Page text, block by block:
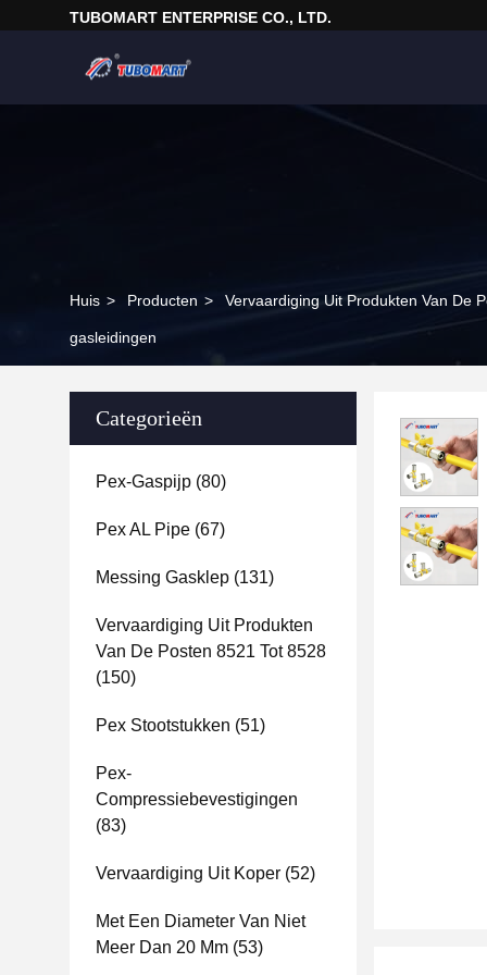
TUBOMART ENTERPRISE CO., LTD.
Huis > Producten > Vervaardiging Uit Produkten Van De
gasleidingen
Categorieën
Pex-Gaspijp (80)
Pex AL Pipe (67)
Messing Gasklep (131)
Vervaardiging Uit Produkten
Van De Posten 8521 Tot 8528
(150)
Pex Stootstukken (51)
Pex-
Compressiebevestigingen
(83)
Vervaardiging Uit Koper (52)
Met Een Diameter Van Niet
Meer Dan 20 Mm (53)